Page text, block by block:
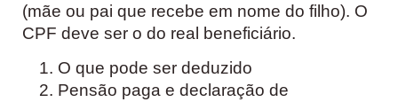
(mãe ou pai que recebe em nome do filho). O
CPF deve ser o do real beneficiário.
O que pode ser deduzido
Pensão paga e declaração de